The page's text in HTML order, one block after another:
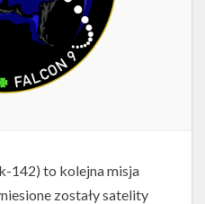
142) to kolejna misja
zostały satelity